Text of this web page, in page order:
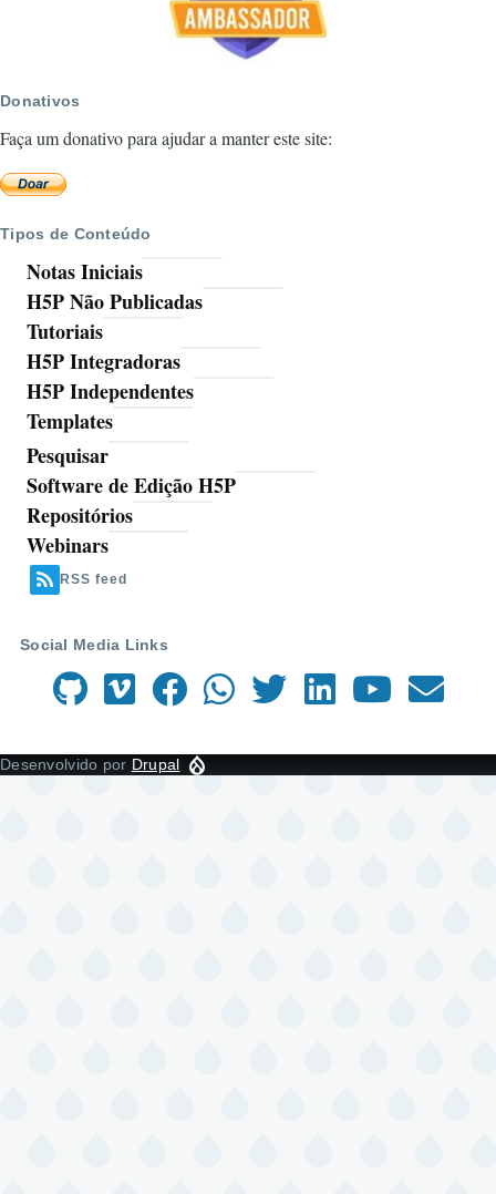
Donativos
Faça um donativo para ajudar a manter este site:
Tipos de Conteúdo
Notas Iniciais
H5P Não Publicadas
Tutoriais
H5P Integradoras
H5P Independentes
Templates
Ferramentas
Pesquisar
Software de Edição H5P
Repositórios
Webinars
RSS feed
Social Media Links
Desenvolvido por Drupal